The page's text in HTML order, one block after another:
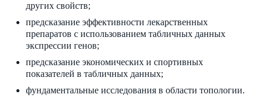
других свойств;
предсказание эффективности лекарственных
препаратов с использованием табличных данных
экспрессии генов;
предсказание экономических и спортивных
показателей в табличных данных;
фундаментальные исследования в области топологии.